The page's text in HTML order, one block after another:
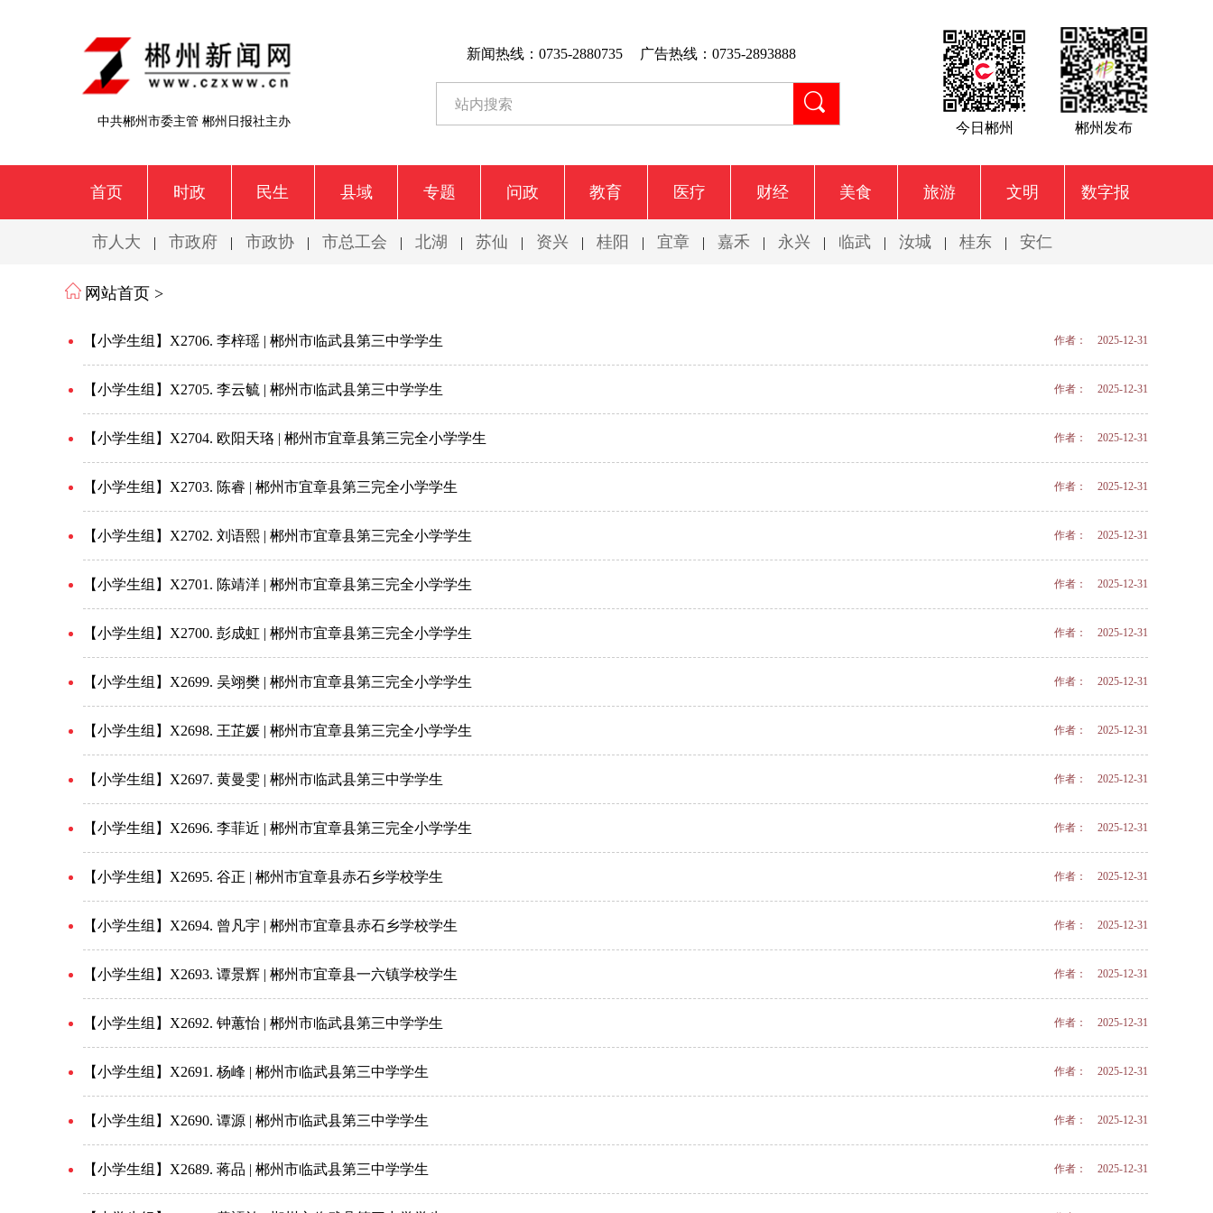
中共郴州市委主管 郴州日报社主办
新闻热线：0735-2880735 广告热线：0735-2893888
今日郴州 郴州发布
首页 时政 民生 县域 专题 问政 教育 医疗 财经 美食 旅游 文明 数字报
市人大 | 市政府 | 市政协 | 市总工会 | 北湖 | 苏仙 | 资兴 | 桂阳 | 宜章 | 嘉禾 | 永兴 | 临武 | 汝城 | 桂东 | 安仁
网站首页 >
【小学生组】X2706. 李梓瑶 | 郴州市临武县第三中学学生 作者： 2025-12-31
【小学生组】X2705. 李云毓 | 郴州市临武县第三中学学生 作者： 2025-12-31
【小学生组】X2704. 欧阳天珞 | 郴州市宜章县第三完全小学学生 作者： 2025-12-31
【小学生组】X2703. 陈睿 | 郴州市宜章县第三完全小学学生 作者： 2025-12-31
【小学生组】X2702. 刘语熙 | 郴州市宜章县第三完全小学学生 作者： 2025-12-31
【小学生组】X2701. 陈靖洋 | 郴州市宜章县第三完全小学学生 作者： 2025-12-31
【小学生组】X2700. 彭成虹 | 郴州市宜章县第三完全小学学生 作者： 2025-12-31
【小学生组】X2699. 吴翊樊 | 郴州市宜章县第三完全小学学生 作者： 2025-12-31
【小学生组】X2698. 王芷媛 | 郴州市宜章县第三完全小学学生 作者： 2025-12-31
【小学生组】X2697. 黄曼雯 | 郴州市临武县第三中学学生 作者： 2025-12-31
【小学生组】X2696. 李菲近 | 郴州市宜章县第三完全小学学生 作者： 2025-12-31
【小学生组】X2695. 谷正​ | 郴州市宜章县赤石乡学校学生 作者： 2025-12-31
【小学生组】X2694. 曾凡宇 | 郴州市宜章县赤石乡学校学生 作者： 2025-12-31
【小学生组】X2693. 谭景辉 | 郴州市宜章县一六镇学校学生 作者： 2025-12-31
【小学生组】X2692. 钟蕙怡 | 郴州市临武县第三中学学生 作者： 2025-12-31
【小学生组】X2691. 杨峰 | 郴州市临武县第三中学学生 作者： 2025-12-31
【小学生组】X2690. 谭源 | 郴州市临武县第三中学学生 作者： 2025-12-31
【小学生组】X2689. 蒋品 | 郴州市临武县第三中学学生 作者： 2025-12-31